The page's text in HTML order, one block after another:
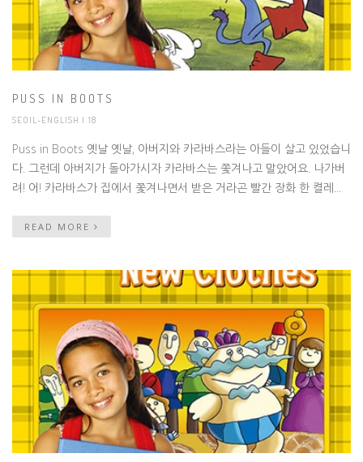
PUSS IN BOOTS
SEOIL-ENGLISH | 18
Puss in Boots 옛날 옛날, 아버지와 카라바스라는 아들이 살고 있었습니
다. 그런데 아버지가 돌아가시자 카라바스는 쫓겨나고 말았어요. 나가버
려! 어! 카라바스가 집에서 쫓겨나면서 받은 거라곤 빨간 장화 한 켤레...
READ MORE